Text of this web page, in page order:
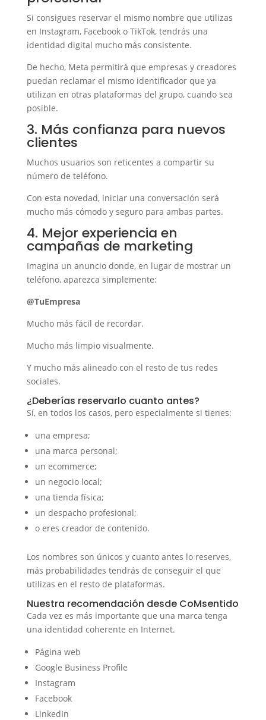
Si consigues reservar el mismo nombre que utilizas
en Instagram, Facebook o TikTok, tendrás una
identidad digital mucho más consistente.
De hecho, Meta permitirá que empresas y creadores
puedan reclamar el mismo identificador que ya
utilizan en otras plataformas del grupo, cuando sea
posible.
3. Más confianza para nuevos
clientes
Muchos usuarios son reticentes a compartir su
número de teléfono.
Con esta novedad, iniciar una conversación será
mucho más cómodo y seguro para ambas partes.
4. Mejor experiencia en
campañas de marketing
Imagina un anuncio donde, en lugar de mostrar un
teléfono, aparezca simplemente:
@TuEmpresa
Mucho más fácil de recordar.
Mucho más limpio visualmente.
Y mucho más alineado con el resto de tus redes
sociales.
¿Deberías reservarlo cuanto antes?
Sí, en todos los casos, pero especialmente si tienes:
una empresa;
una marca personal;
un ecommerce;
un negocio local;
una tienda física;
un despacho profesional;
o eres creador de contenido.
Los nombres son únicos y cuanto antes lo reserves,
más probabilidades tendrás de conseguir el que
utilizas en el resto de plataformas.
Nuestra recomendación desde CoMsentido
Cada vez es más importante que una marca tenga
una identidad coherente en Internet.
Página web
Google Business Profile
Instagram
Facebook
LinkedIn